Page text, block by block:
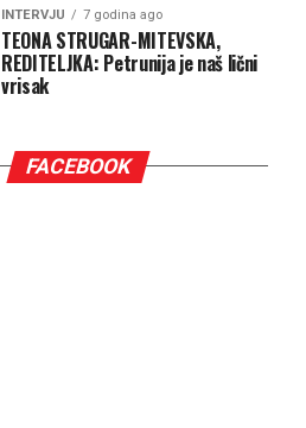
INTERVJU 7 godina ago
TEONA STRUGAR-MITEVSKA,
REDITELJKA: Petrunija je naš lični
vrisak
FACEBOOK